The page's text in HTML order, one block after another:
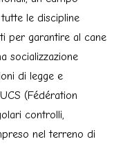
le discipline
per garantire al cane
socializzazione
di legge e
(Fédération
controlli,
nel terreno di